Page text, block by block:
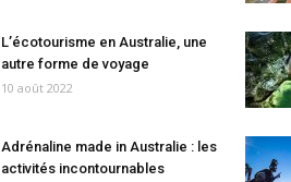
L’écotourisme en Australie, une
autre forme de voyage
10 août 2022
Adrénaline made in Australie : les
activités incontournables